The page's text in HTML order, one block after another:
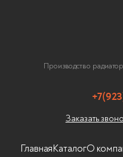
Производство
ГлавнаяКаталогО
Заказать